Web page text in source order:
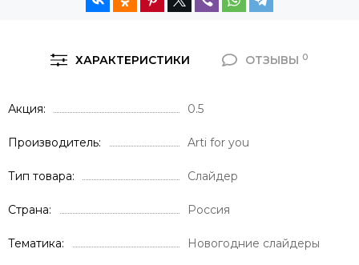
ХАРАКТЕРИСТИКИ ОТЗЫВЫ 0
Акция 0.5
Производитель Arti for you
Тип товара Слайдер
Страна Россия
Тематика Новогодние слайдеры